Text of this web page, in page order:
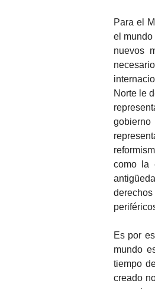
Para el
el mundo
nuevos
Norte le
como la
Es por
mundo
tiempo
creado